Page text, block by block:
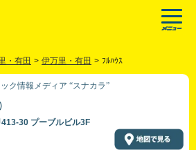
・有田 > 伊万里・有田 > ﾌﾙﾊｳｽ
ク情報メディア “スナカラ”
30 プーブルビル3F